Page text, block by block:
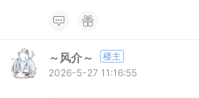
～风介～ 楼主
2026-5-27 11:16:55